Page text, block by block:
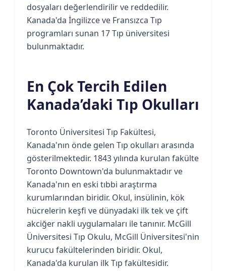
dosyaları değerlendirilir ve reddedilir.
Kanada'da İngilizce ve Fransızca Tıp
programları sunan 17 Tıp üniversitesi
bulunmaktadır.
En Çok Tercih Edilen
Kanada’daki Tıp Okulları
Toronto Üniversitesi Tıp Fakültesi,
Kanada'nın önde gelen Tıp okulları arasında
gösterilmektedir. 1843 yılında kurulan fakülte
Toronto Downtown'da bulunmaktadır ve
Kanada'nın en eski tıbbi araştırma
kurumlarından biridir. Okul, insülinin, kök
hücrelerin keşfi ve dünyadaki ilk tek ve çift
akciğer nakli uygulamaları ile tanınır. McGill
Üniversitesi Tıp Okulu, McGill Üniversitesi'nin
kurucu fakültelerinden biridir. Okul,
Kanada'da kurulan ilk Tıp fakültesidir.